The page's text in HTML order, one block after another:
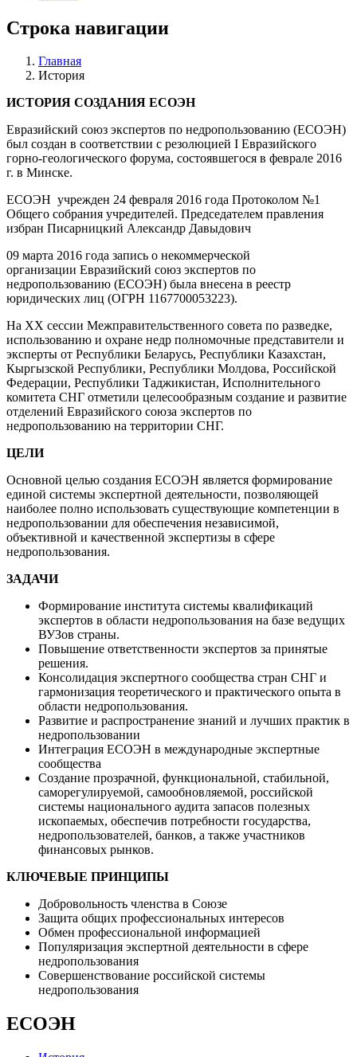
Строка навигации
Главная
История
ИСТОРИЯ СОЗДАНИЯ ЕСОЭН
Евразийский союз экспертов по недропользованию (ЕСОЭН)
был создан в соответствии с резолюцией I Евразийского
горно-геологического форума, состоявшегося в феврале 2016
г. в Минске.
ЕСОЭН учрежден 24 февраля 2016 года Протоколом №1
Общего собрания учредителей. Председателем правления
избран Писарницкий Александр Давыдович
09 марта 2016 года запись о некоммерческой
организации Евразийский союз экспертов по
недропользованию (ЕСОЭН) была внесена в реестр
юридических лиц (ОГРН 1167700053223).
На XX сессии Межправительственного совета по разведке,
использованию и охране недр полномочные представители и
эксперты от Республики Беларусь, Республики Казахстан,
Кыргызской Республики, Республики Молдова, Российской
Федерации, Республики Таджикистан, Исполнительного
комитета СНГ отметили целесообразным создание и развитие
отделений Евразийского союза экспертов по
недропользованию на территории СНГ.
ЦЕЛИ
Основной целью создания ЕСОЭН является формирование
единой системы экспертной деятельности, позволяющей
наиболее полно использовать существующие компетенции в
недропользовании для обеспечения независимой,
объективной и качественной экспертизы в сфере
недропользования.
ЗАДАЧИ
Формирование института системы квалификаций
экспертов в области недропользования на базе ведущих
ВУЗов страны.
Повышение ответственности экспертов за принятые
решения.
Консолидация экспертного сообщества стран СНГ и
гармонизация теоретического и практического опыта в
области недропользования.
Развитие и распространение знаний и лучших практик в
недропользовании
Интеграция ЕСОЭН в международные экспертные
сообщества
Создание прозрачной, функциональной, стабильной,
саморегулируемой, самообновляемой, российской
системы национального аудита запасов полезных
ископаемых, обеспечив потребности государства,
недропользователей, банков, а также участников
финансовых рынков.
КЛЮЧЕВЫЕ ПРИНЦИПЫ
Добровольность членства в Союзе
Защита общих профессиональных интересов
Обмен профессиональной информацией
Популяризация экспертной деятельности в сфере
недропользования
Совершенствование российской системы
недропользования
ЕСОЭН